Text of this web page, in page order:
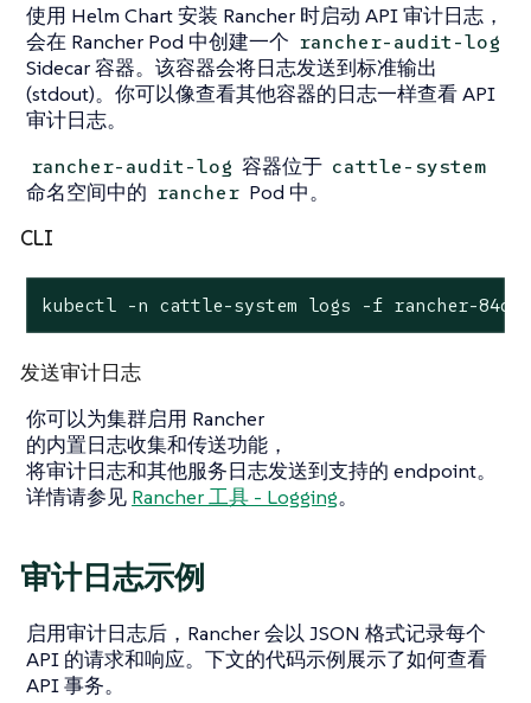
使用 Helm Chart 安装 Rancher 时启动 API 审计日志，
会在 Rancher Pod 中创建一个 rancher-audit-log
Sidecar 容器。该容器会将日志发送到标准输出
(stdout)。你可以像查看其他容器的日志一样查看 API
审计日志。
rancher-audit-log 容器位于 cattle-system
命名空间中的 rancher Pod 中。
CLI
kubectl -n cattle-system logs -f rancher-
发送审计日志
你可以为集群启用 Rancher
的内置日志收集和传送功能，
将审计日志和其他服务日志发送到支持的 endpoint。
详情请参见 Rancher 工具 - Logging。
审计日志示例
启用审计日志后，Rancher 会以 JSON 格式记录每个
API 的请求和响应。下文的代码示例展示了如何查看
API 事务。